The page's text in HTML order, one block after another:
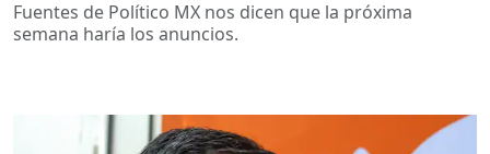
Fuentes de Político MX nos dicen que la próxima
semana haría los anuncios.